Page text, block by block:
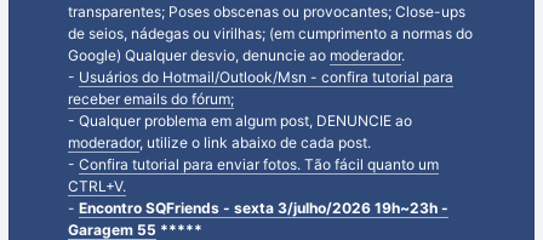
transparentes; Poses obscenas ou provocantes; Close-ups
de seios, nádegas ou virilhas; (em cumprimento a normas do
Google) Qualquer desvio, denuncie ao moderador.
- Usuários do Hotmail/Outlook/Msn - confira tutorial para
receber emails do fórum;
- Qualquer problema em algum post, DENUNCIE ao
moderador, utilize o link abaixo de cada post.
- Confira tutorial para enviar fotos. Tão fácil quanto um
CTRL+V.
- Encontro SQFriends - sexta 3/julho/2026 19h~23h -
Garagem 55 *****